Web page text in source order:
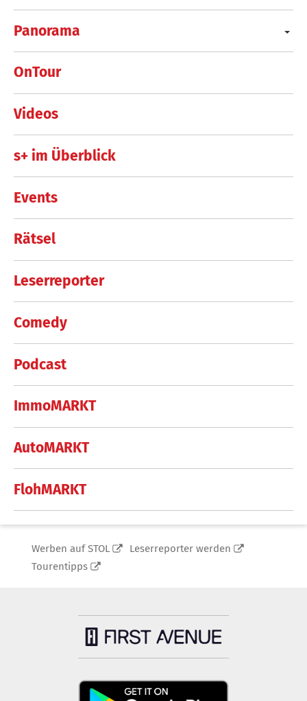
Panorama
OnTour
Videos
s+ im Überblick
Events
Rätsel
Leserreporter
Comedy
Podcast
ImmoMARKT
AutoMARKT
FlohMARKT
Werben auf STOL
Leserreporter werden
Tourentipps